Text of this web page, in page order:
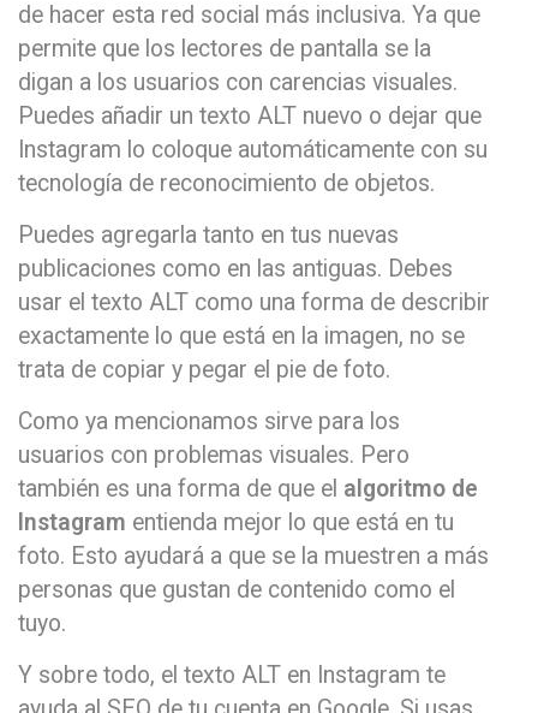
de hacer esta red social más inclusiva. Ya que
permite que los lectores de pantalla se la
digan a los usuarios con carencias visuales.
Puedes añadir un texto ALT nuevo o dejar que
Instagram lo coloque automáticamente con su
tecnología de reconocimiento de objetos.
Puedes agregarla tanto en tus nuevas
publicaciones como en las antiguas. Debes
usar el texto ALT como una forma de describir
exactamente lo que está en la imagen, no se
trata de copiar y pegar el pie de foto.
Como ya mencionamos sirve para los
usuarios con problemas visuales. Pero
también es una forma de que el algoritmo de
Instagram entienda mejor lo que está en tu
foto. Esto ayudará a que se la muestren a más
personas que gustan de contenido como el
tuyo.
Y sobre todo, el texto ALT en Instagram te